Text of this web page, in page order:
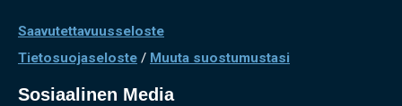
Saavutettavuusseloste
Tietosuojaseloste / Muuta suostumustasi
Sosiaalinen Media